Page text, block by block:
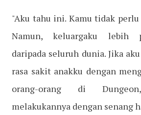
"Aku tahu ini. Kamu tidak
Namun, keluargaku lebih
daripada seluruh dunia. Jika
rasa sakit anakku dengan
orang-orang di
melakukannya dengan senang